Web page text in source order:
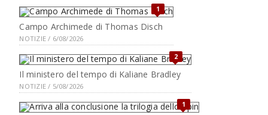
1
Campo Archimede di Thomas Disch
NOTIZIE / 6/08/2026
2
Il ministero del tempo di Kaliane Bradley
NOTIZIE / 5/08/2026
1